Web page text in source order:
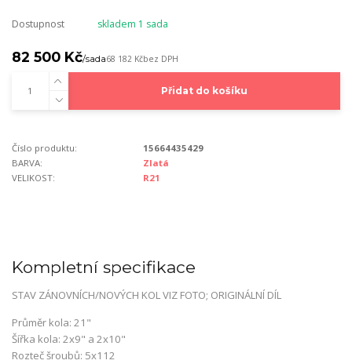
Dostupnost skladem 1 sada
82 500 Kč/sada68 182 Kčbez DPH
Přidat do košíku
Číslo produktu:
15664435429
BARVA:
Zlatá
VELIKOST:
R21
Kompletní specifikace
STAV ZÁNOVNÍCH/NOVÝCH KOL VIZ FOTO; ORIGINÁLNÍ DÍL
Průměr kola: 21"
Šířka kola: 2x9" a 2x10"
Rozteč šroubů: 5x112